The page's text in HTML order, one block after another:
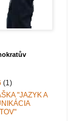
(1)
"JAZYK A